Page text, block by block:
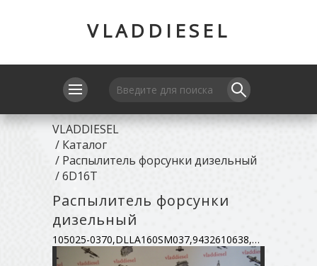
VLADDIESEL
VLADDIESEL
/ Каталог
/ Распылитель форсунки дизельный
/6D16T
Распылитель форсунки
дизельный
105025-0370,DLLA160SM037,9432610638,ME738782